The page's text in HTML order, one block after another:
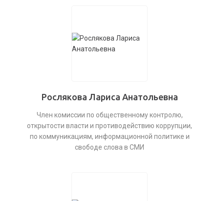
Рослякова Лариса Анатольевна
Член комиссии по общественному контролю,
открытости власти и противодействию коррупции,
по коммуникациям, информационной политике и
свободе слова в СМИ